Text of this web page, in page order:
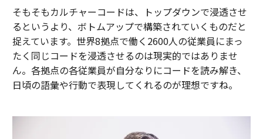
そもそもカルチャーコードは、トップダウンで浸透させ
るというより、ボトムアップで構築されていくものだと
捉えています。世界8拠点で働く2600人の従業員にまっ
たく同じコードを浸透させるのは現実的ではありませ
ん。各拠点の各従業員が自分なりにコードを読み解き、
日頃の語彙や行動で表現してくれるのが理想ですね。